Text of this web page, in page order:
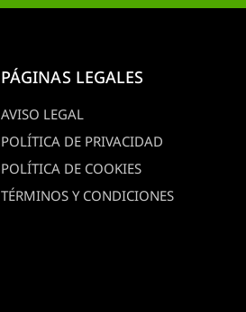
PÁGINAS LEGALES
AVISO LEGAL
POLÍTICA DE PRIVACIDAD
POLÍTICA DE COOKIES
TÉRMINOS Y CONDICIONES